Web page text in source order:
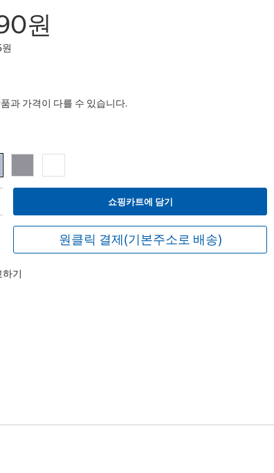
원
과 가격이 다를 수 있습니다.
쇼핑카트에 담기
원클릭 결제(기본주소로 배송)
기